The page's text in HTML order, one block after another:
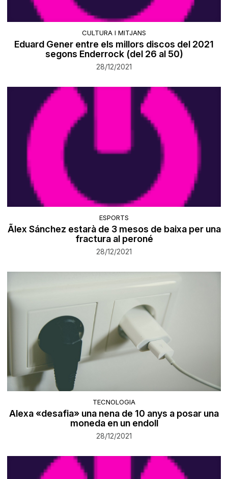
CULTURA I MITJANS
Eduard Gener entre els millors discos del 2021
segons Enderrock (del 26 al 50)
28/12/2021
ESPORTS
Ãlex Sánchez estarà de 3 mesos de baixa per una
fractura al peroné
28/12/2021
TECNOLOGIA
Alexa «desafia» una nena de 10 anys a posar una
moneda en un endoll
28/12/2021